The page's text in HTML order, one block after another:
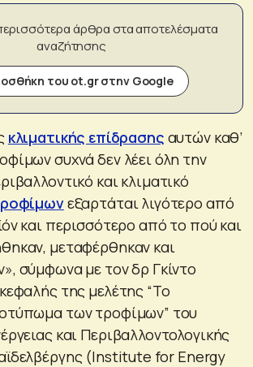
άρθρα στα αποτελέσματα
αναζήτησης
του ot.gr στην Google
κλιματικής επίδρασης αυτών καθ’
συχνά δεν λέει όλη την
και κλιματικό
εξαρτάται λιγότερο από
και περισσότερο από το πού και
μεταφέρθηκαν και
σύμφωνα με τον δρ Γκίντο
της μελέτης “Το
των τροφίμων” του
και Περιβαλλοντολογικής
(Institute for Energy